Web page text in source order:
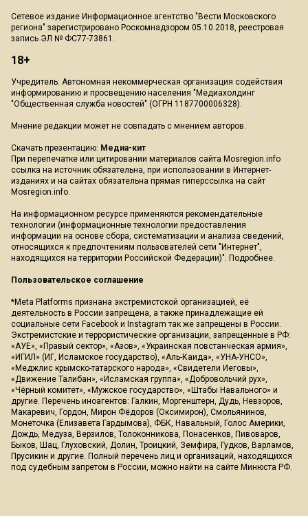
Сетевое издание Информационное агентство "Вести Московского
региона" зарегистрировано Роскомнадзором 05.10.2018, реестровая
запись ЭЛ № ФС77-73861.
18+
Учредитель: Автономная некоммерческая организация содействия
информированию и просвещению населения "Медиахолдинг
"Общественная служба новостей" (ОГРН 1187700006328).
Мнение редакции может не совпадать с мнением авторов.
Скачать презентацию: Медиа-кит
При перепечатке или цитировании материалов сайта Mosregion.info
ссылка на источник обязательна, при использовании в Интернет-
изданиях и на сайтах обязательна прямая гиперссылка на сайт
Mosregion.info.
На информационном ресурсе применяются рекомендательные
технологии (информационные технологии предоставления
информации на основе сбора, систематизации и анализа сведений,
относящихся к предпочтениям пользователей сети "Интернет",
находящихся на территории Российской Федерации)". Подробнее.
Пользовательское соглашение
*Meta Platforms признана экстремистской организацией, её
деятельность в России запрещена, а также принадлежащие ей
социальные сети Facebook и Instagram так же запрещены в России.
Экстремистские и террористические организации, запрещенные в РФ:
«АУЕ», «Правый сектор», «Азов», «Украинская повстанческая армия»,
«ИГИЛ» (ИГ, Исламское государство), «Аль-Каида», «УНА-УНСО»,
«Меджлис крымско-татарского народа», «Свидетели Иеговы»,
«Движение Талибан», «Исламская группа», «Добровольчий рух»,
«Чёрный комитет», «Мужское государство», «Штабы Навального» и
другие. Перечень иноагентов: Галкин, Моргенштерн, Дудь, Невзоров,
Макаревич, Гордон, Мирон Фёдоров (Оксимирон), Смольянинов,
Монеточка (Елизавета Гардымова), ФБК, Навальный, Голос Америки,
Дождь, Медуза, Верзилов, Толоконникова, Понасенков, Пивоваров,
Быков, Шац, Глуховский, Долин, Троицкий, Земфира, Гудков, Варламов,
Прусикин и другие. Полный перечень лиц и организаций, находящихся
под судебным запретом в России, можно найти на сайте Минюста РФ.